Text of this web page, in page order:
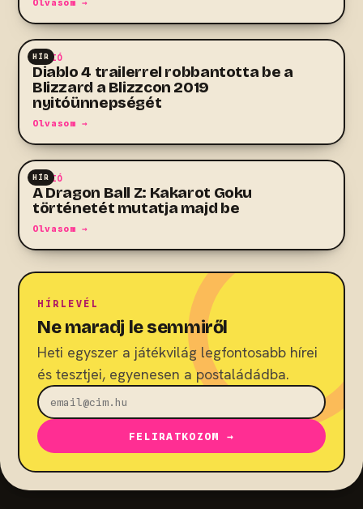
HÍR
AKCIÓ
Diablo 4 trailerrel robbantotta be a
Blizzard a Blizzcon 2019
nyitóünnepségét
Olvasom →
HÍR
AKCIÓ
A Dragon Ball Z: Kakarot Goku
történetét mutatja majd be
Olvasom →
HÍRLEVÉL
Ne maradj le semmiről
Heti egyszer a játékvilág legfontosabb hírei
és tesztjei, egyenesen a postaládádba.
FELIRATKOZOM →